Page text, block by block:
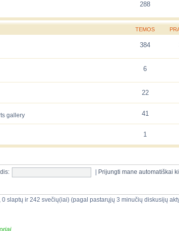
288
TEMOS
384
6
22
gallery
41
1
Prijungti mane automatiškai
0 slaptų ir 242 svečių(iai) (pagal pastarųjų 3 minučių diskusijų